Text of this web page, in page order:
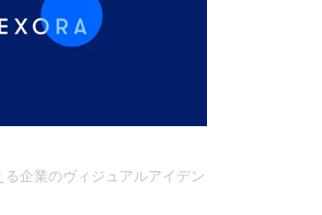
る企業のヴィジュアルアイデン